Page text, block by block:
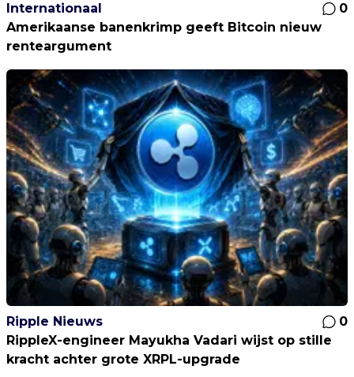
Internationaal
0
Amerikaanse banenkrimp geeft Bitcoin nieuw
renteargument
Ripple Nieuws
0
RippleX-engineer Mayukha Vadari wijst op stille
kracht achter grote XRPL-upgrade